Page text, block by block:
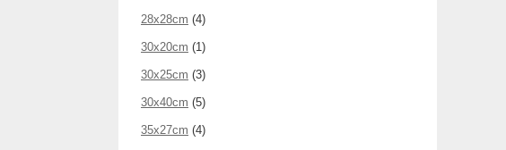
28x28cm (4)
30x20cm (1)
30x25cm (3)
30x40cm (5)
35x27cm (4)